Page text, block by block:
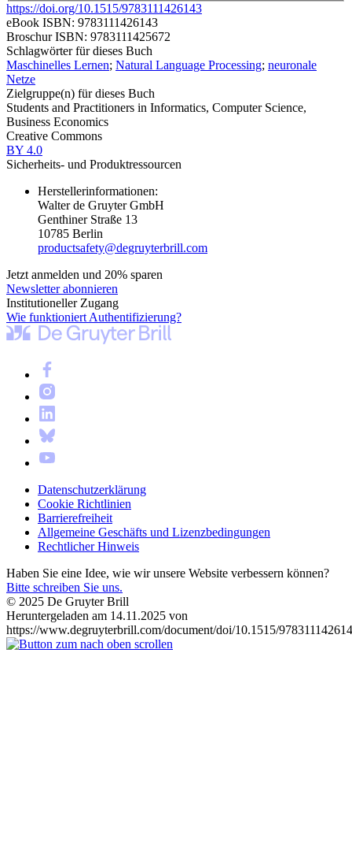
https://doi.org/10.1515/9783111426143
eBook ISBN: 9783111426143
Broschur ISBN: 9783111425672
Schlagwörter für dieses Buch
Maschinelles Lernen; Natural Language Processing; neuronale
Netze
Zielgruppe(n) für dieses Buch
Students and Practitioners in Informatics, Computer Science,
Business Economics
Creative Commons
BY 4.0
Sicherheits- und Produktressourcen
Herstellerinformationen:
Walter de Gruyter GmbH
Genthiner Straße 13
10785 Berlin
productsafety@degruyterbrill.com
Jetzt anmelden und 20% sparen
Newsletter abonnieren
Institutioneller Zugang
Wie funktioniert Authentifizierung?
Datenschutzerklärung
Cookie Richtlinien
Barrierefreiheit
Allgemeine Geschäfts und Lizenzbedingungen
Rechtlicher Hinweis
Haben Sie eine Idee, wie wir unsere Website verbessern können?
Bitte schreiben Sie uns.
© 2025 De Gruyter Brill
Heruntergeladen am 14.11.2025 von
https://www.degruyterbrill.com/document/doi/10.1515/